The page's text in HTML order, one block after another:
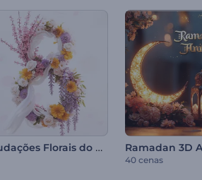
Saudações Florais do 8 de Março
40 cenas